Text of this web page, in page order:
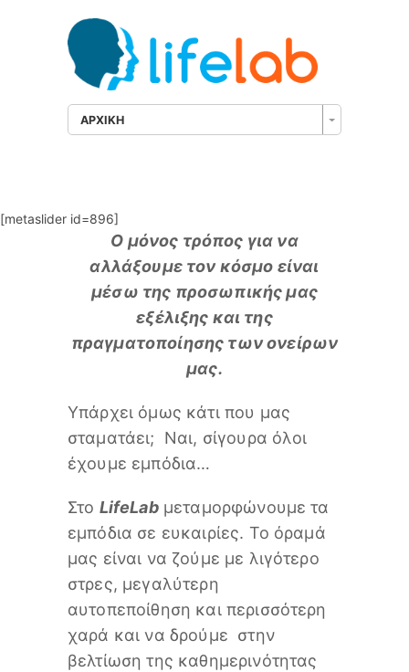
ΑΡΧΙΚΗ
[metaslider id=896]
Ο μόνος τρόπος για να
αλλάξουμε τον κόσμο είναι
μέσω της προσωπικής μας
εξέλιξης και της
πραγματοποίησης των ονείρων
μας.
Υπάρχει όμως κάτι που μας
σταματάει; Ναι, σίγουρα όλοι
έχουμε εμπόδια…
Στο LifeLabμεταμορφώνουμε τα
εμπόδια σε ευκαιρίες. Το όραμά
μας είναι να ζούμε με λιγότερο
στρες, μεγαλύτερη
αυτοπεποίθηση και περισσότερη
χαρά και να δρούμε στην
βελτίωση της καθημερινότητας